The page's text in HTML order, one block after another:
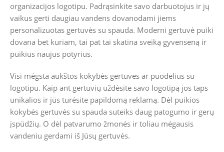
organizacijos logotipu. Padrąsinkite savo darbuotojus ir jų
vaikus gerti daugiau vandens dovanodami jiems
personalizuotas gertuvės su spauda. Moderni gertuvė puiki
dovana bet kuriam, tai pat tai skatina sveiką gyvenseną ir
puikius naujus potyrius.
Visi mėgsta aukštos kokybės gertuves ar puodelius su
logotipu. Kaip ant gertuvių uždėsite savo logotipą jos taps
unikalios ir jūs turėsite papildomą reklamą. Dėl puikios
kokybės gertuvės su spauda suteiks daug patogumo ir gerų
įspūdžių. O dėl patvarumo žmonės ir toliau mėgausis
vandeniu gerdami iš Jūsų gertuvės.